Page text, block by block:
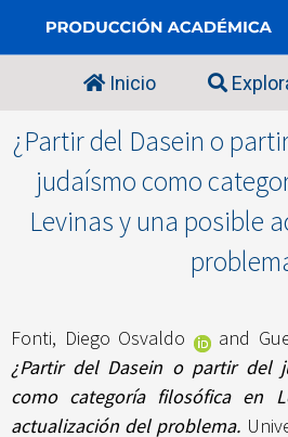
Inicio
¿Partir del Dasein o
judaísmo como
Levinas y una posible
Fonti, Diego Osvaldo and
¿Partir del Dasein o partir del
como categoría filosófica en
actualización del problema.